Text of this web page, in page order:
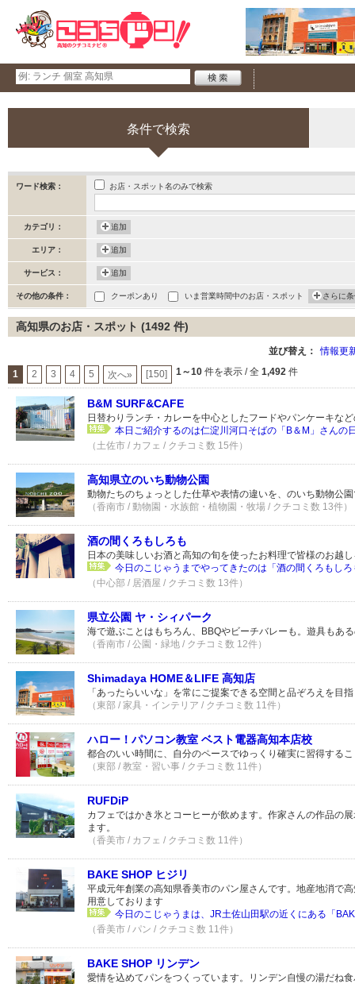
条件で検索
ワード検索： お店・スポット名のみで検索
カテゴリ： 追加
エリア： 追加
サービス： 追加
その他の条件： クーポンあり いま営業時間中のお店・スポット さらに
高知県のお店・スポット (1492 件)
並び替え： 情報更
1 2 3 4 5 次へ» [150] 1～10 件を表示 / 全 1,492 件
B&M SURF&CAFE
日替わりランチ・カレーを中心としたフードやパンケーキな
本日ご紹介するのは仁淀川河口そばの「B＆M」さんの
（土佐市 / カフェ / クチコミ数 15件）
高知県立のいち動物公園
動物たちのちょっとした仕草や表情の違いを、のいち動物公
（香南市 / 動物園・水族館・植物園・牧場 / クチコミ数 13件）
酒の間くろもしろも
日本の美味しいお酒と高知の旬を使ったお料理で皆様のお越
今日のこじゃうまでやってきたのは「酒の間くろもし
（中心部 / 居酒屋 / クチコミ数 13件）
県立公園 ヤ・シィパーク
海で遊ぶことはもちろん、BBQやビーチバレーも。遊具もあ
（香南市 / 公園・緑地 / クチコミ数 12件）
Shimadaya HOME＆LIFE 高知店
「あったらいいな」を常にご提案できる空間と品ぞろえを目
（東部 / 家具・インテリア / クチコミ数 11件）
ハロー！パソコン教室 ベスト電器高知本店校
都合のいい時間に、自分のペースでゆっくり確実に習得する
（東部 / 教室・習い事 / クチコミ数 11件）
RUFDiP
カフェではかき氷とコーヒーが飲めます。作家さんの作品の
ます。
（香美市 / カフェ / クチコミ数 11件）
BAKE SHOP ヒジリ
平成元年創業の高知県香美市のパン屋さんです。地産地消で
用意しております
今日のこじゃうまは、JR土佐山田駅の近くにある「
（香美市 / パン / クチコミ数 11件）
BAKE SHOP リンデン
愛情を込めてパンをつくっています。リンデン自慢の湯だね